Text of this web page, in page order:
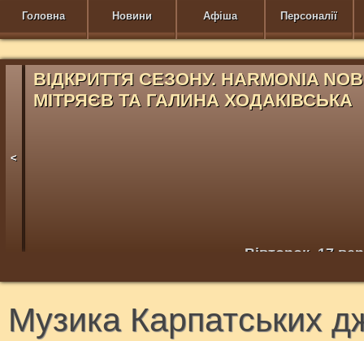
Головна Новини Афіша Персоналії
<
ВІДКРИТТЯ СЕЗОНУ. HARMONIA
МІТРЯЄВ ТА ГАЛИНА ХОДАКІВСЬКА
Вівторок, 17
Музика Карпатських